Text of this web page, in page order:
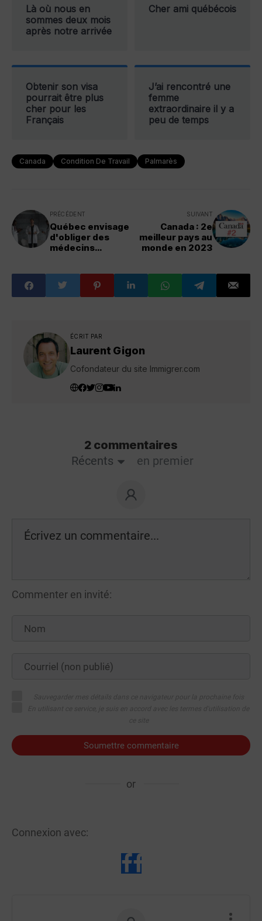
Là où nous en
sommes deux mois
après notre arrivée
Cher ami québécois
Obtenir son visa
pourrait être plus
cher pour les
Français
J’ai rencontré une
femme
extraordinaire il y a
peu de temps
Canada Condition De Travail Palmarès
PRÉCÉDENT
Québec envisage
d'obliger des
médecins
pratiquer en
région
SUIVANT
Canada : 2e
meilleur pays au
monde en 2023
ÉCRIT PAR
Laurent Gigon
Cofondateur du site Immigrer.com
2 commentaires
Récents
en premier
Commenter en invité:
Soumettre commentaire
or
Connexion avec: